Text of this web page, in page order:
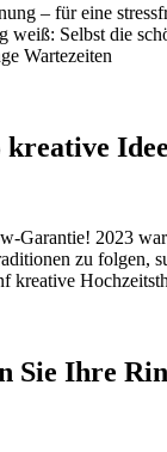
– für eine
weiß: Selbst die
Wartezeiten
2023
zu
Sie Ihre